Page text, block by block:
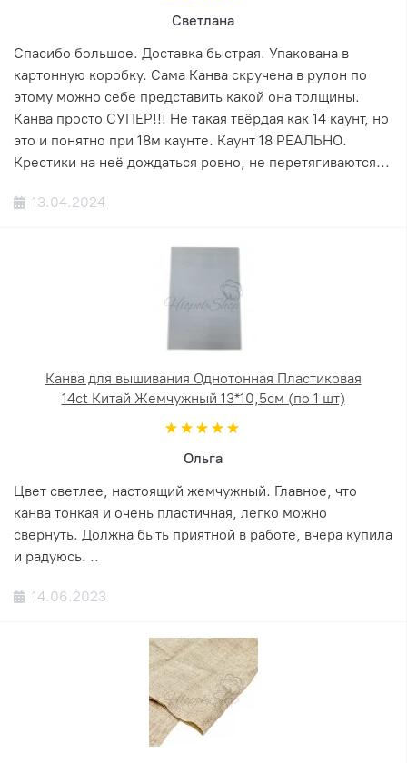
Светлана
Спасибо большое. Доставка быстрая. Упакована в
картонную коробку. Сама Канва скручена в рулон по
этому можно себе представить какой она толщины.
Канва просто СУПЕР!!! Не такая твёрдая как 14 каунт, но
это и понятно при 18м каунте. Каунт 18 РЕАЛЬНО.
Крестики на неё дождаться ровно, не перетягиваются...
13.04.2024
Канва для вышивания Однотонная Пластиковая
14ct Китай Жемчужный 13*10,5см (по 1 шт)
Ольга
Цвет светлее, настоящий жемчужный. Главное, что
канва тонкая и очень пластичная, легко можно
свернуть. Должна быть приятной в работе, вчера купила
и радуюсь. ..
14.06.2023